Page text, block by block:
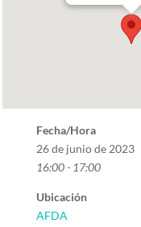
Fecha/Hora
26 de junio de 2023
16:00 - 17:00
Ubicación
AFDA